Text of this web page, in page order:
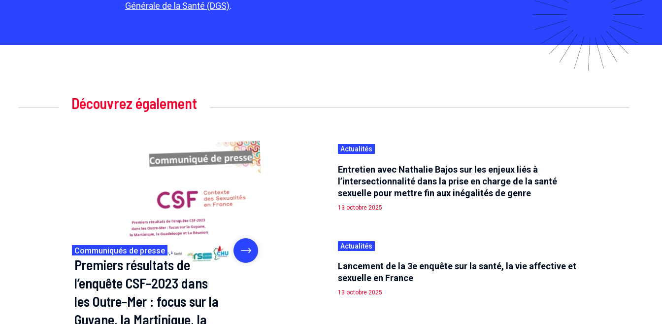
Générale de la Santé (DGS).
Découvrez également
Communiqués de presse
Premiers résultats de
l’enquête CSF-2023 dans
les Outre-Mer : focus sur la
Guyane, la Martinique, la
Actualités
Entretien avec Nathalie Bajos sur les enjeux liés à
l’intersectionnalité dans la prise en charge de la santé
sexuelle pour mettre fin aux inégalités de genre
13 octobre 2025
Actualités
Lancement de la 3e enquête sur la santé, la vie affective et
sexuelle en France
13 octobre 2025